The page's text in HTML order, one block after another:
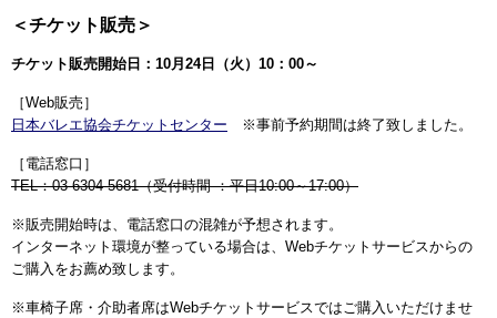
＜チケット販売＞
チケット販売開始日：10月24日（火）10：00～
［Web販売］
日本バレエ協会チケットセンター ※事前予約期間は終了致しました。
［電話窓口］
TEL：03-6304-5681（受付時間 ：平日10:00～17:00）
※販売開始時は、電話窓口の混雑が予想されます。
インターネット環境が整っている場合は、Webチケットサービスからの
ご購入をお薦め致します。
※車椅子席・介助者席はWebチケットサービスではご購入いただけませ